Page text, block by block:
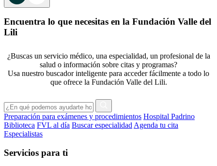
Encuentra lo que necesitas en la Fundación Valle del
Lili
¿Buscas un servicio médico, una especialidad, un profesional de la
salud o información sobre citas y programas?
Usa nuestro buscador inteligente para acceder fácilmente a todo lo
que ofrece la Fundación Valle del Lili.
Preparación para exámenes y procedimientos Hospital Padrino
Biblioteca FVL al día Buscar especialidad Agenda tu cita
Especialistas
Servicios para ti